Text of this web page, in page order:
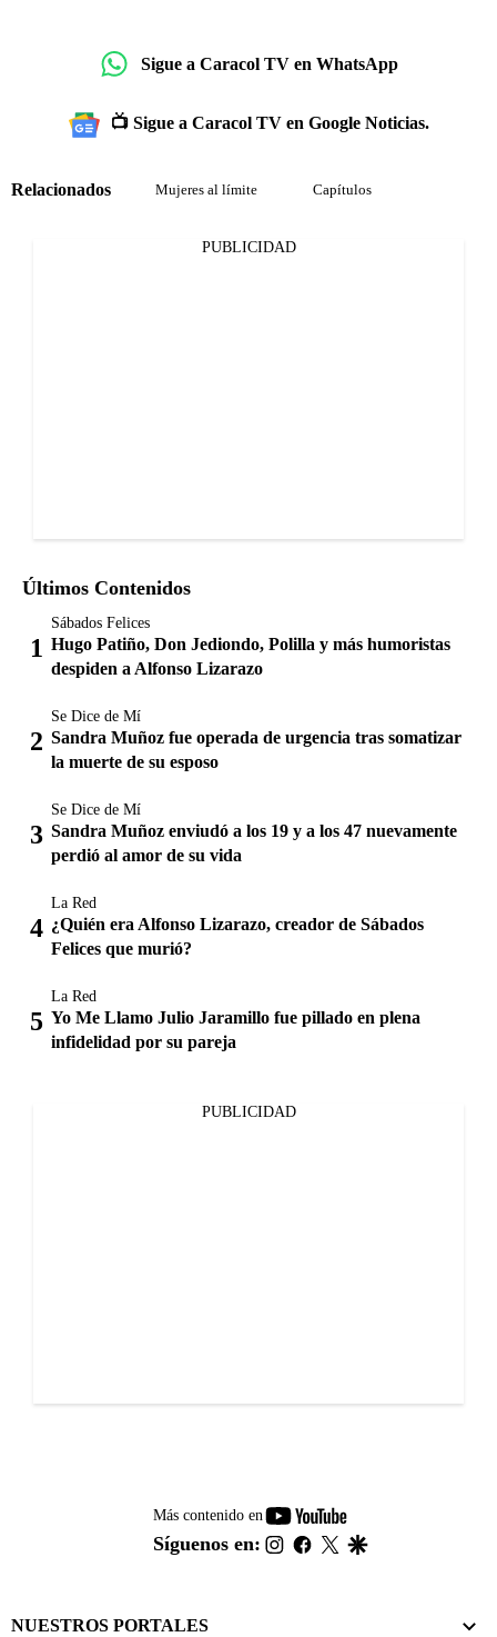
Sigue a Caracol TV en WhatsApp
📺 Sigue a Caracol TV en Google Noticias.
Relacionados Mujeres al límite Capítulos
PUBLICIDAD
Últimos Contenidos
Sábados Felices
Hugo Patiño, Don Jediondo, Polilla y más humoristas
despiden a Alfonso Lizarazo
Se Dice de Mí
Sandra Muñoz fue operada de urgencia tras somatizar
la muerte de su esposo
Se Dice de Mí
Sandra Muñoz enviudó a los 19 y a los 47 nuevamente
perdió al amor de su vida
La Red
¿Quién era Alfonso Lizarazo, creador de Sábados
Felices que murió?
La Red
Yo Me Llamo Julio Jaramillo fue pillado en plena
infidelidad por su pareja
PUBLICIDAD
Más contenido en
youtube-
footer
Síguenos en: instagram
facebook
twitter
NUESTROS PORTALES